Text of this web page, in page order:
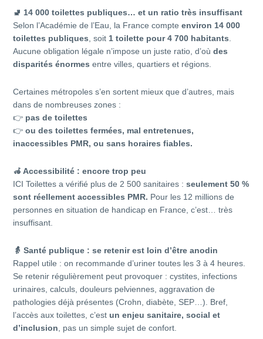
🚽 14 000 toilettes publiques… et un ratio très insuffisant
Selon l’Académie de l’Eau, la France compteenviron 14 000
toilettes publiques , soit 1 toilette pour 4 700 habitants
Aucune obligation légale n’impose un juste ratio, d’oùdes
disparités énormes entre villes, quartiers et régions.
Certaines métropoles s’en sortent mieux que d’autres, mais
dans de nombreuses zones :
👉 pas de toilettes
👉ou des toilettes fermées, mal entretenues,
inaccessibles PMR, ou sans horaires fiables.
🦽 Accessibilité : encore trop peu
ICI Toilettes a vérifié plus de 2 500 sanitaires :seulement 50 %
sont réellement accessibles PMR. Pour les 12 millions de
personnes en situation de handicap en France, c’est… très
insuffisant.
👵 Santé publique : se retenir est loin d’être anodin
Rappel utile : on recommande d’uriner toutes les 3 à 4 heures.
Se retenir régulièrement peut provoquer : cystites, infections
urinaires, calculs, douleurs pelviennes, aggravation de
pathologies déjà présentes (Crohn, diabète, SEP…). Bref,
l’accès aux toilettes, c’est un enjeu sanitaire, social et
d’inclusion , pas un simple sujet de confort.